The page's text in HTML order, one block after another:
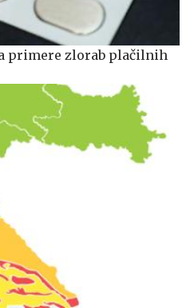
primere zlorab plačilnih